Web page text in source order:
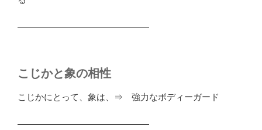
―――――――――――――――
こじかと象の相性
こじかにとって、象は、⇒ 強力なボディーガード
―――――――――――――――